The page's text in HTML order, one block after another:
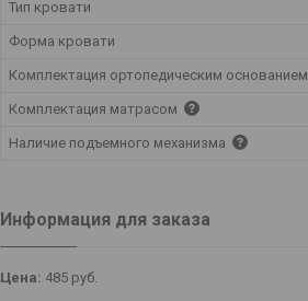
Тип кровати
Форма кровати
Комплектация ортопедическим основанием
Комплектация матрасом
Наличие подъемного механизма
Информация для заказа
Цена: 485 руб.